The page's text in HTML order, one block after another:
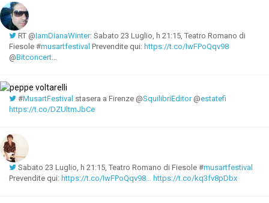
RT @IamDianaWinter: Sabato 23 Luglio, h 21:15, Teatro Romano di
Fiesole #musartfestival Prevendite qui: https://t.co/IwFPoQqv98
@Bitconcert
#MusartFestival stasera a Firenze @SquilibriEditor@estatefi
https://t.co/DZUltmJbCe
Sabato 23 Luglio, h 21:15, Teatro Romano di Fiesole #musartfestival
Prevendite qui: https://t.co/IwFPoQqv98… https://t.co/kq3fv8pDbx